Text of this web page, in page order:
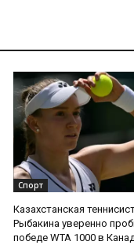
Спорт
Казахстанская
Рыбакина уверенно
победе WTA 1000 в